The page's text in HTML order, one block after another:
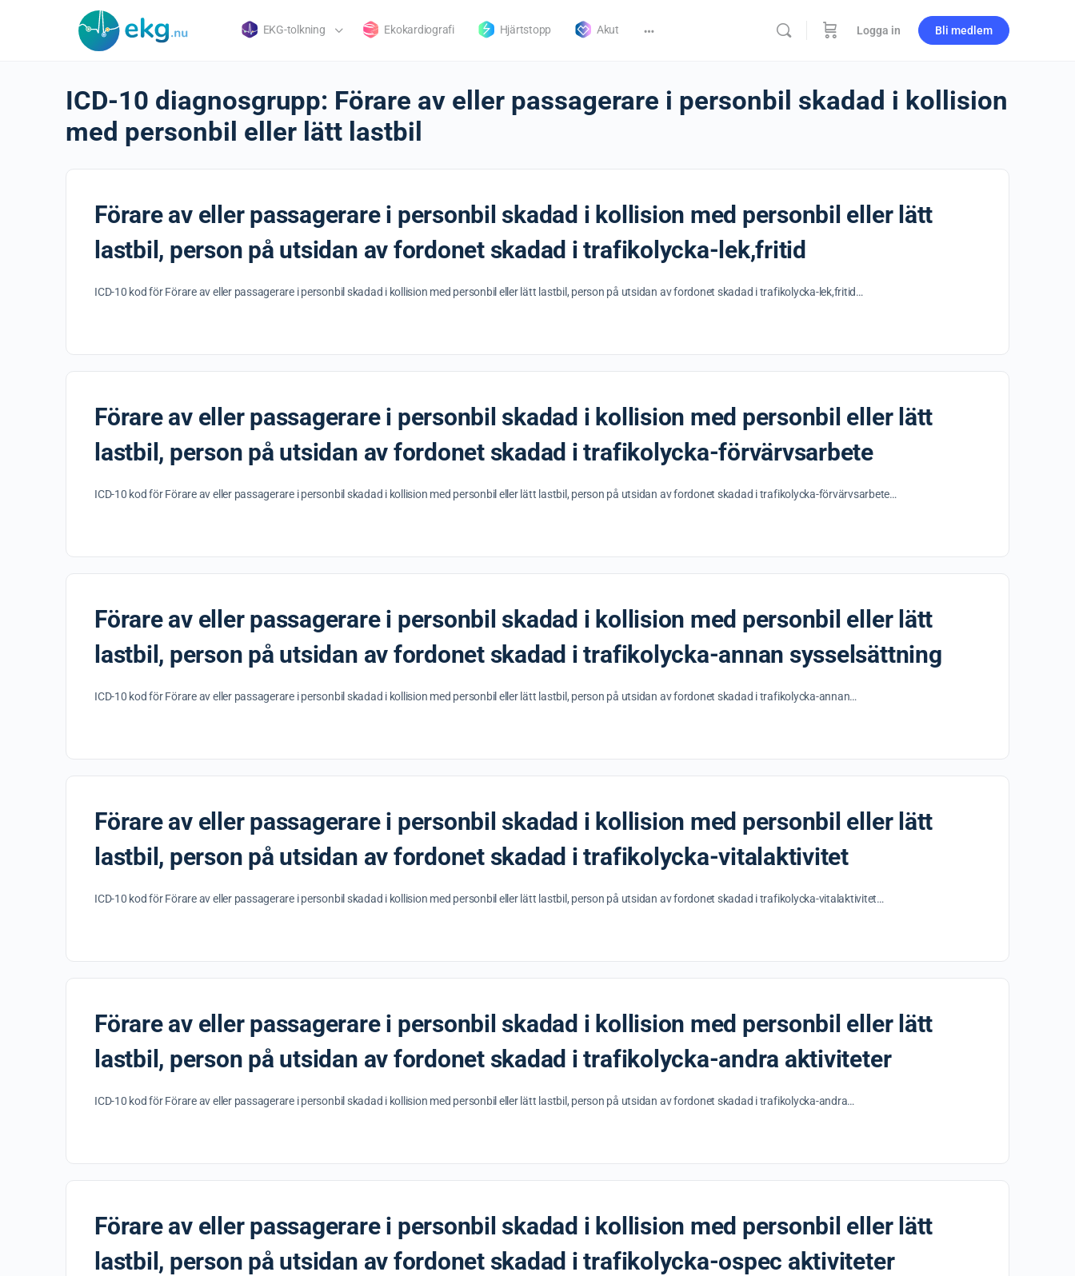
EKG-tolkning Ekokardiografi Hjärtstopp Akut Logga in Bli medlem
ICD-10 diagnosgrupp: Förare av eller passagerare i personbil skadad i kollision
med personbil eller lätt lastbil
Förare av eller passagerare i personbil skadad i kollision med personbil eller lätt
lastbil, person på utsidan av fordonet skadad i trafikolycka-lek,fritid
ICD-10 kod för Förare av eller passagerare i personbil skadad i kollision med personbil eller lätt lastbil, person på utsidan av fordonet skadad i trafikolycka-lek,fritid…
Förare av eller passagerare i personbil skadad i kollision med personbil eller lätt
lastbil, person på utsidan av fordonet skadad i trafikolycka-förvärvsarbete
ICD-10 kod för Förare av eller passagerare i personbil skadad i kollision med personbil eller lätt lastbil, person på utsidan av fordonet skadad i trafikolycka-förvärvsarbete…
Förare av eller passagerare i personbil skadad i kollision med personbil eller lätt
lastbil, person på utsidan av fordonet skadad i trafikolycka-annan sysselsättning
ICD-10 kod för Förare av eller passagerare i personbil skadad i kollision med personbil eller lätt lastbil, person på utsidan av fordonet skadad i trafikolycka-annan…
Förare av eller passagerare i personbil skadad i kollision med personbil eller lätt
lastbil, person på utsidan av fordonet skadad i trafikolycka-vitalaktivitet
ICD-10 kod för Förare av eller passagerare i personbil skadad i kollision med personbil eller lätt lastbil, person på utsidan av fordonet skadad i trafikolycka-vitalaktivitet…
Förare av eller passagerare i personbil skadad i kollision med personbil eller lätt
lastbil, person på utsidan av fordonet skadad i trafikolycka-andra aktiviteter
ICD-10 kod för Förare av eller passagerare i personbil skadad i kollision med personbil eller lätt lastbil, person på utsidan av fordonet skadad i trafikolycka-andra…
Förare av eller passagerare i personbil skadad i kollision med personbil eller lätt
lastbil, person på utsidan av fordonet skadad i trafikolycka-ospec aktiviteter